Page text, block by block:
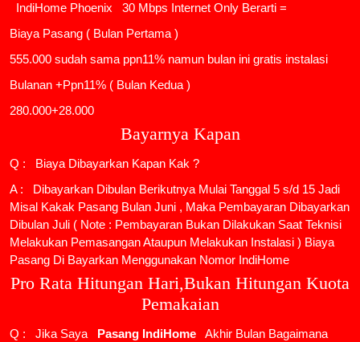
IndiHome Phoenix
30 Mbps Internet Only Berarti =
Biaya Pasang ( Bulan Pertama )
555.000 sudah sama ppn11% namun bulan ini gratis instalasi
Bulanan +Ppn11% ( Bulan Kedua )
280.000+28.000
Bayarnya Kapan
Q : Biaya Dibayarkan Kapan Kak ?
A : Dibayarkan Dibulan Berikutnya Mulai Tanggal 5 s/d 15 Jadi
Misal Kakak Pasang Bulan Juni , Maka Pembayaran Dibayarkan
Dibulan Juli ( Note : Pembayaran Bukan Dilakukan Saat Teknisi
Melakukan Pemasangan Ataupun Melakukan Instalasi ) Biaya
Pasang Di Bayarkan Menggunakan Nomor IndiHome
Pro Rata Hitungan Hari,Bukan Hitungan Kuota
Pemakaian
Q : Jika Saya Pasang IndiHome
Akhir Bulan Bagaimana